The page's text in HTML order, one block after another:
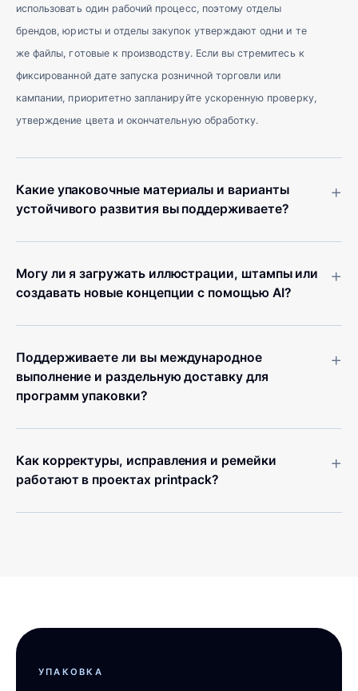
использовать один рабочий процесс, поэтому отделы
брендов, юристы и отделы закупок утверждают одни и те
же файлы, готовые к производству. Если вы стремитесь к
фиксированной дате запуска розничной торговли или
кампании, приоритетно запланируйте ускоренную проверку,
утверждение цвета и окончательную обработку.
Какие упаковочные материалы и варианты
устойчивого развития вы поддерживаете?
+
Могу ли я загружать иллюстрации, штампы или
создавать новые концепции с помощью AI?
+
Поддерживаете ли вы международное
выполнение и раздельную доставку для
программ упаковки?
+
Как корректуры, исправления и ремейки
работают в проектах printpack?
+
УПАКОВКА